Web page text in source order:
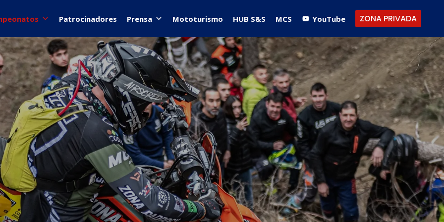
Patrocinadores Prensa Mototurismo HUB S&S MCS YouTube ZONA PRIVADA